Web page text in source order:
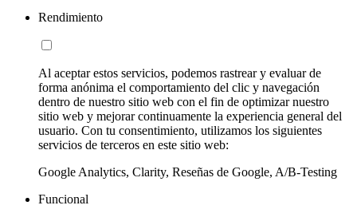
Rendimiento
Al aceptar estos servicios, podemos rastrear y evaluar de
forma anónima el comportamiento del clic y navegación
dentro de nuestro sitio web con el fin de optimizar nuestro
sitio web y mejorar continuamente la experiencia general del
usuario. Con tu consentimiento, utilizamos los siguientes
servicios de terceros en este sitio web:
Google Analytics, Clarity, Reseñas de Google, A/B-Testing
Funcional